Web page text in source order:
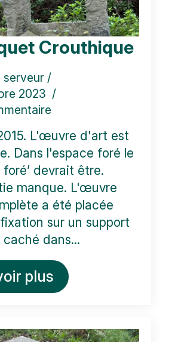
Crouthique
serveur
2023
L'œuvre d'art est
Dans l'espace foré le
foré’ devrait être.
manque. L'œuvre
a été placée
sur un support
dans...
plus